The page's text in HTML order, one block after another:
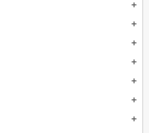
add
add
add
add
add
add
add